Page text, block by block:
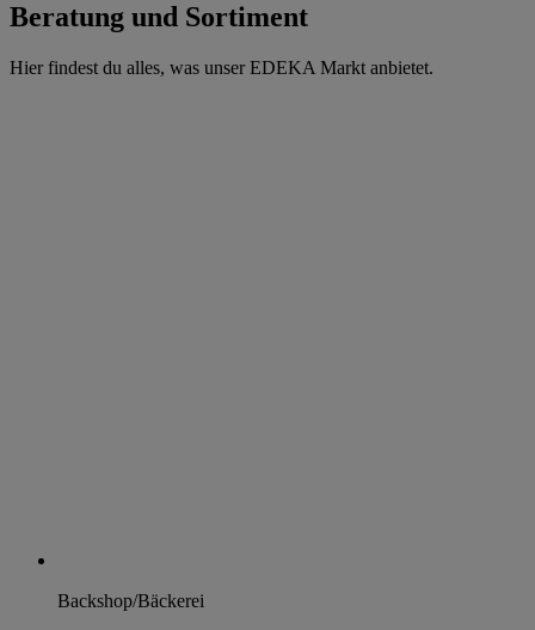
Beratung und Sortiment
Hier findest du alles, was unser EDEKA Markt anbietet.
Backshop/Bäckerei